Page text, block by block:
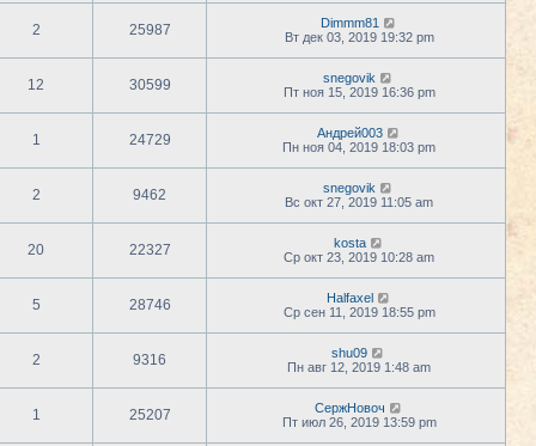
2 25987
Dimmm81
Вт дек 03, 2019 19:32 pm
12 30599
snegovik
Пт ноя 15, 2019 16:36 pm
1 24729
Андрей003
Пн ноя 04, 2019 18:03 pm
2 9462
snegovik
Вс окт 27, 2019 11:05 am
20 22327
kosta
Ср окт 23, 2019 10:28 am
5 28746
Halfaxel
Ср сен 11, 2019 18:55 pm
2 9316
shu09
Пн авг 12, 2019 1:48 am
1 25207
СержНовоч
Пт июл 26, 2019 13:59 pm